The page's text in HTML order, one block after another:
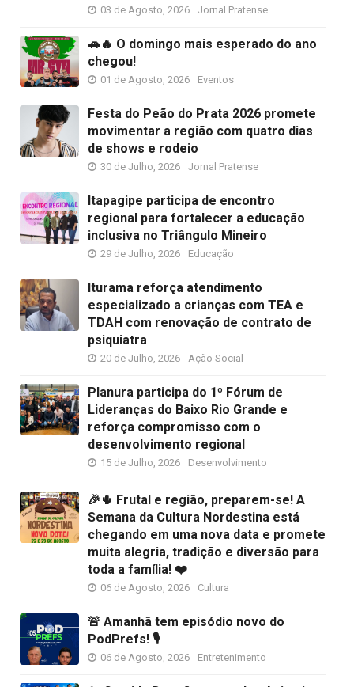
03 de Agosto, 2026 Jornal Pratense
🚗🔥 O domingo mais esperado do ano
chegou!
01 de Agosto, 2026 Eventos
Festa do Peão do Prata 2026 promete
movimentar a região com quatro dias
de shows e rodeio
30 de Julho, 2026 Jornal Pratense
Itapagipe participa de encontro
regional para fortalecer a educação
inclusiva no Triângulo Mineiro
29 de Julho, 2026 Educação
Iturama reforça atendimento
especializado a crianças com TEA e
TDAH com renovação de contrato de
psiquiatra
20 de Julho, 2026 Ação Social
Planura participa do 1º Fórum de
Lideranças do Baixo Rio Grande e
reforça compromisso com o
desenvolvimento regional
15 de Julho, 2026 Desenvolvimento
🎉🌵 Frutal e região, preparem-se! A
Semana da Cultura Nordestina está
chegando em uma nova data e promete
muita alegria, tradição e diversão para
toda a família! ❤️
06 de Agosto, 2026 Cultura
🚨 Amanhã tem episódio novo do
PodPrefs! 🎙️
06 de Agosto, 2026 Entretenimento